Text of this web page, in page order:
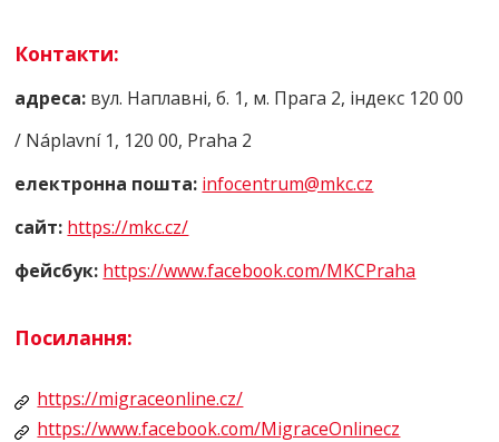
Контакти:
адреса: вул. Наплавні, б. 1, м. Прага 2, індекс 120 00
/ Náplavní 1, 120 00, Praha 2
електронна пошта: infоcеntrum@mkc.cz
сайт: https://mkc.cz/
фейсбук: https://www.facebook.com/MKCPraha
Посилання:
https://migraceonline.cz/
https://www.facebook.com/MigraceOnlinecz